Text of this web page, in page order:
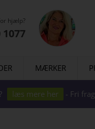
hjælp?
1077
MÆRKER
læs mere her - Fri